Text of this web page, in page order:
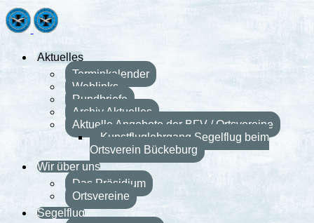
Aktuelles
Terminkalender
Weblinks
Rundbriefe
Archiv Aktuelles
Aktuelle Angebote der BFV / Ortsvereine
Kunstfluglehrgang Segelflug beim
Ortsverein Bückeburg
Wir über uns
Das Präsidium
Ortsvereine
Segelflug